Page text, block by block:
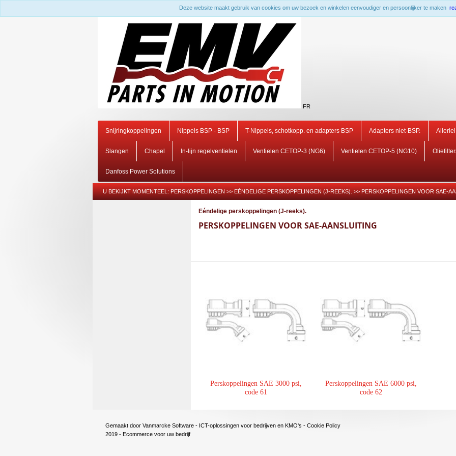
Deze website maakt gebruik van cookies om uw bezoek en winkelen eenvoudiger en persoonlijker te maken
FR
Snijringkoppelingen Nippels BSP - BSP T-Nippels, schotkopp. en adapters BSP Adapters niet-BSP.
Slangen Chapel In-lijn regelventielen Ventielen CETOP-3 (NG6) Ventielen CETOP-5 (NG10)
Danfoss Power Solutions
U BEKIJKT MOMENTEEL: PERSKOPPELINGEN>>EÉNDELIGE PERSKOPPELINGEN (J-REEKS).>>PERSKOPPELINGEN VOOR SAE-
Eéndelige perskoppelingen (J-reeks).
PERSKOPPELINGEN VOOR SAE-AANSLUITING
Perskoppelingen SAE 3000 psi,
code 61
Perskoppelingen SAE 6000 psi,
code 62
Gemaakt door Vanmarcke Software - ICT-oplossingen voor bedrijven en KMO's - Cookie Policy
2019 - Ecommerce voor uw bedrijf